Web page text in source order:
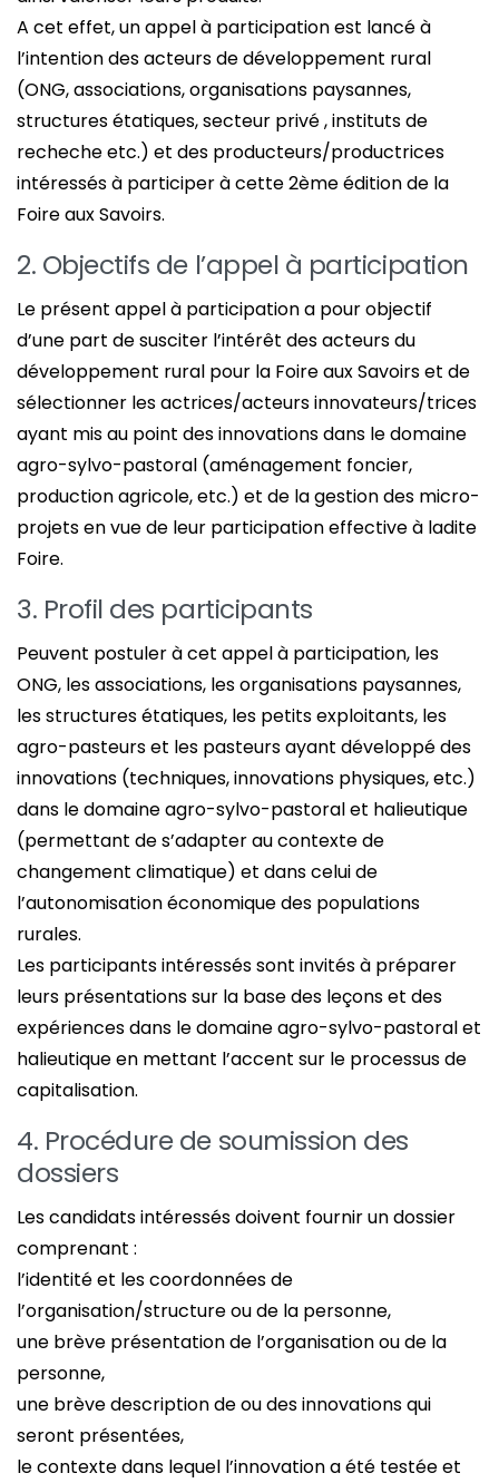
A cet effet, un appel à participation est lancé à
l’intention des acteurs de développement rural
(ONG, associations, organisations paysannes,
structures étatiques, secteur privé , instituts de
recheche etc.) et des producteurs/productrices
intéressés à participer à cette 2ème édition de la
Foire aux Savoirs.
2. Objectifs de l’appel à participation
Le présent appel à participation a pour objectif
d’une part de susciter l’intérêt des acteurs du
développement rural pour la Foire aux Savoirs et de
sélectionner les actrices/acteurs innovateurs/trices
ayant mis au point des innovations dans le domaine
agro-sylvo-pastoral (aménagement foncier,
production agricole, etc.) et de la gestion des micro-
projets en vue de leur participation effective à ladite
Foire.
3. Profil des participants
Peuvent postuler à cet appel à participation, les
ONG, les associations, les organisations paysannes,
les structures étatiques, les petits exploitants, les
agro-pasteurs et les pasteurs ayant développé des
innovations (techniques, innovations physiques, etc.)
dans le domaine agro-sylvo-pastoral et halieutique
(permettant de s’adapter au contexte de
changement climatique) et dans celui de
l’autonomisation économique des populations
rurales.
Les participants intéressés sont invités à préparer
leurs présentations sur la base des leçons et des
expériences dans le domaine agro-sylvo-pastoral et
halieutique en mettant l’accent sur le processus de
capitalisation.
4. Procédure de soumission des
dossiers
Les candidats intéressés doivent fournir un dossier
comprenant :
l’identité et les coordonnées de
l’organisation/structure ou de la personne,
une brève présentation de l’organisation ou de la
personne,
une brève description de ou des innovations qui
seront présentées,
le contexte dans lequel l’innovation a été testée et